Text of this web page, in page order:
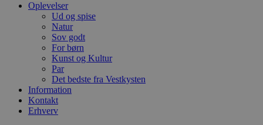
Oplevelser
Ud og spise
Natur
Sov godt
For børn
Kunst og Kultur
Par
Det bedste fra Vestkysten
Information
Kontakt
Erhverv